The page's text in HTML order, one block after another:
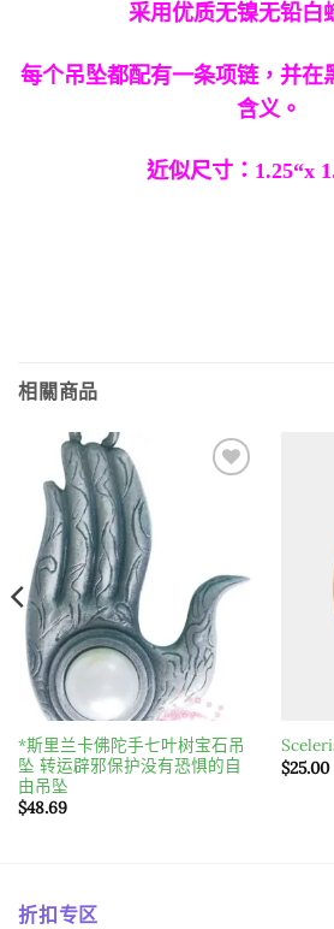
采用优质无镍无铅白
每个吊坠都配有一条项链，并在
含义。
近似尺寸：1.25“x
相關商品
*斯里兰卡佛陀手七叶树宝石吊
坠 转运辟邪保护没有恐惧的自
由吊坠
$48.69
$25.00
折扣专区